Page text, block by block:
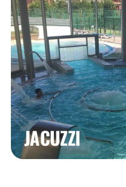
JACUZZI